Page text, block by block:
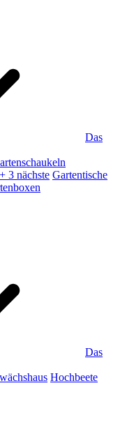
Das
+ 3 nächste Gartentische
Das
Hochbeete